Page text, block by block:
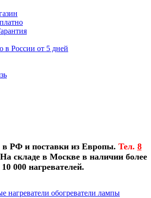
в России от 5 дней
в РФ и поставки из Европы. Тел. 8
складе в Москве в наличии более
10 000 нагревателей.
нагреватели обогреватели лампы